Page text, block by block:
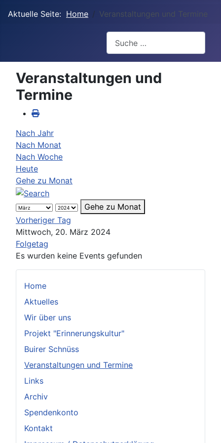
Aktuelle Seite: Home Veranstaltungen und Termine
Home
Aktuelles
Wir über uns
Projekt "Erinnerungskultur"
Buirer Schnüss
Veranstaltungen und Termine
Links
Archiv
Spendenkonto
Kontakt
Veranstaltungen und
Termine
Nach Jahr
Nach Monat
Nach Woche
Heute
Gehe zu Monat
Gehe zu Monat
Vorheriger Tag
Mittwoch, 20. März 2024
Folgetag
Es wurden keine Events gefunden